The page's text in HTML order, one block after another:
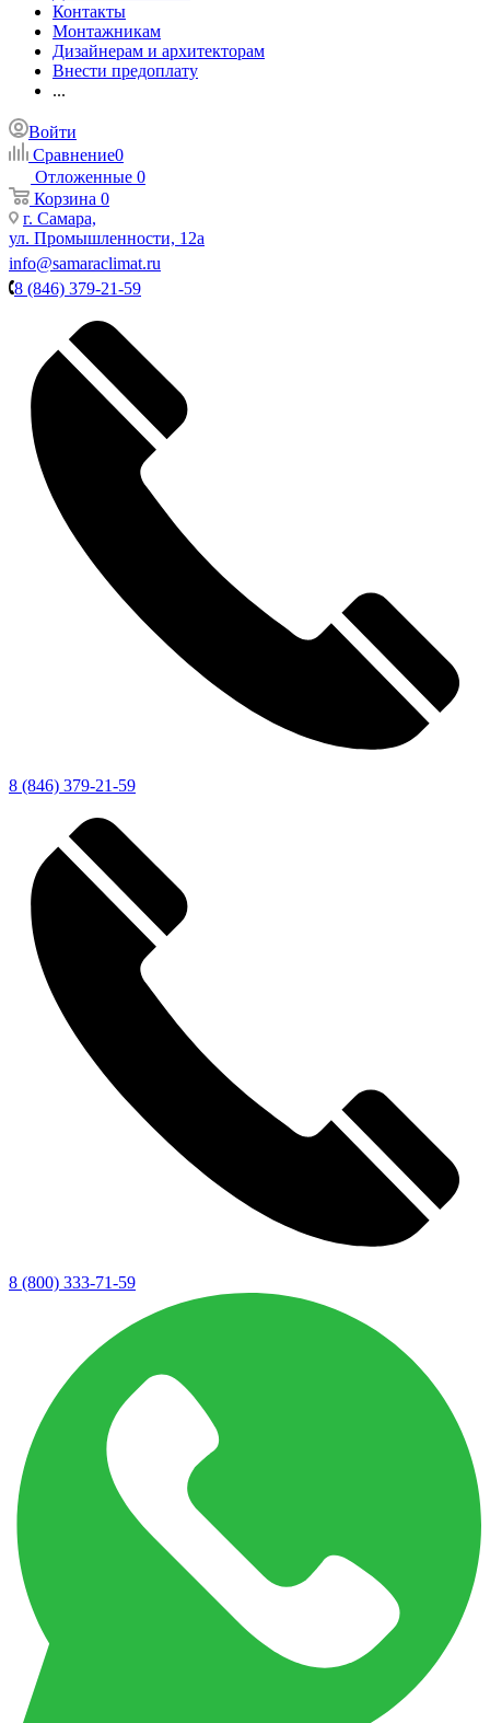
Контакты
Монтажникам
Дизайнерам и архитекторам
Внести предоплату
...
Войти
Сравнение0
Отложенные 0
Корзина 0
г. Самара,
ул. Промышленности, 12а
info@samaraclimat.ru
8 (846) 379-21-59
8 (846) 379-21-59
8 (800) 333-71-59